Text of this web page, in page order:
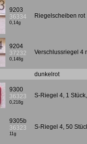
9203
36334
0,14g
Riegelscheiben rot
9204
37232
0,148g
Verschlussriegel 4
dunkelrot
9300
36323
0,218g
S-Riegel 4, 1
9305b
36323
11g
S-Riegel 4, 50